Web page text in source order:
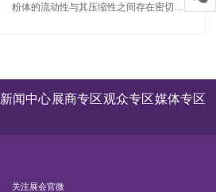
粉体的流动性与其压缩性之间存在密切的相互作用，这种关系主要通过颗粒间的相互作用力、堆积结构和变形机制体现。以下是流动性影响压缩性的关键机制及影响因素的分析：
新闻中心展商专区观众专区媒体专区
关注展会官微